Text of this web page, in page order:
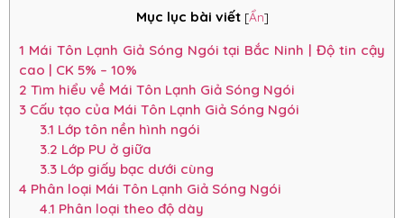
Mục lục bài viết [Ẩn]
1 Mái Tôn Lạnh Giả Sóng Ngói tại Bắc Ninh | Độ tin cậy
cao | CK 5% – 10%
2 Tìm hiểu về Mái Tôn Lạnh Giả Sóng Ngói
3 Cấu tạo của Mái Tôn Lạnh Giả Sóng Ngói
3.1 Lớp tôn nền hình ngói
3.2 Lớp PU ở giữa
3.3Lớp giấy bạc dưới cùng
4 Phân loại Mái Tôn Lạnh Giả Sóng Ngói
4.1 Phân loại theo độ dày